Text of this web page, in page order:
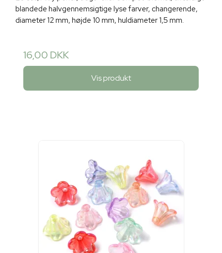
blandede halvgennemsigtige lyse farver, changerende,
diameter 12 mm, højde 10 mm, huldiameter 1,5 mm.
16,00 DKK
Vis produkt